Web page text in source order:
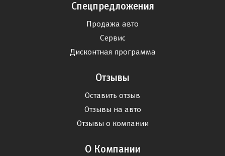
Спецпредложения
Продажа авто
Сервис
Дисконтная программа
Отзывы
Оставить отзыв
Отзывы на авто
Отзывы о компании
О Компании